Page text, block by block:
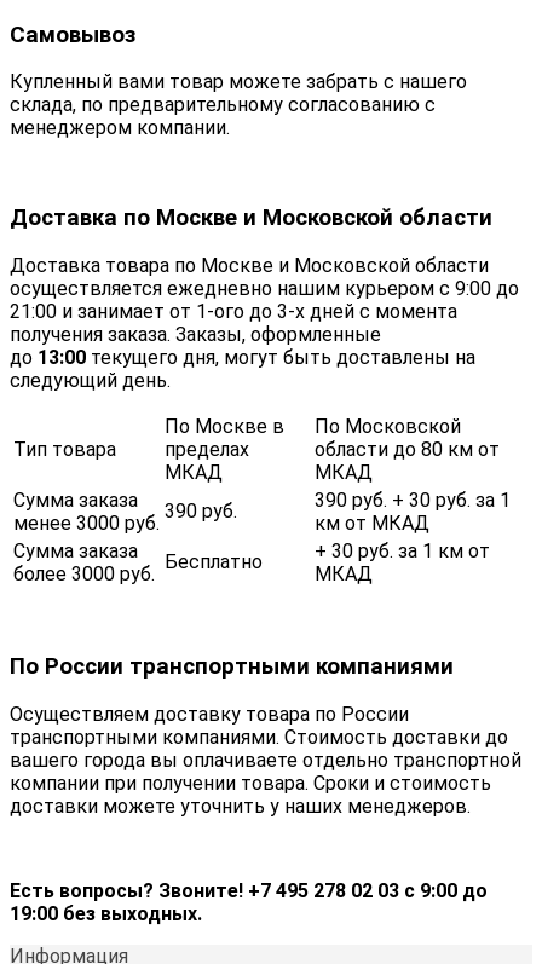
Самовывоз
Купленный вами товар можете забрать с нашего
склада, по предварительному согласованию с
менеджером компании.
Доставка по Москве и Московской области
Доставка товара по Москве и Московской области
осуществляется ежедневно нашим курьером с 9:00 до
21:00 и занимает от 1-ого до 3-х дней с момента
получения заказа. Заказы, оформленные
до 13:00 текущего дня, могут быть доставлены на
следующий день.
Тип товара
По Москве в
пределах
МКАД
По Московской
области до 80 км от
МКАД
Сумма заказа
менее 3000 руб.
390 руб.
390 руб. + 30 руб. за 1
км от МКАД
Сумма заказа
более 3000 руб.
Бесплатно
+ 30 руб. за 1 км от
МКАД
По России транспортными компаниями
Осуществляем доставку товара по России
транспортными компаниями. Стоимость доставки до
вашего города вы оплачиваете отдельно транспортной
компании при получении товара. Сроки и стоимость
доставки можете уточнить у наших менеджеров.
Есть вопросы? Звоните! +7 495 278 02 03 с 9:00 до
19:00 без выходных.
Информация